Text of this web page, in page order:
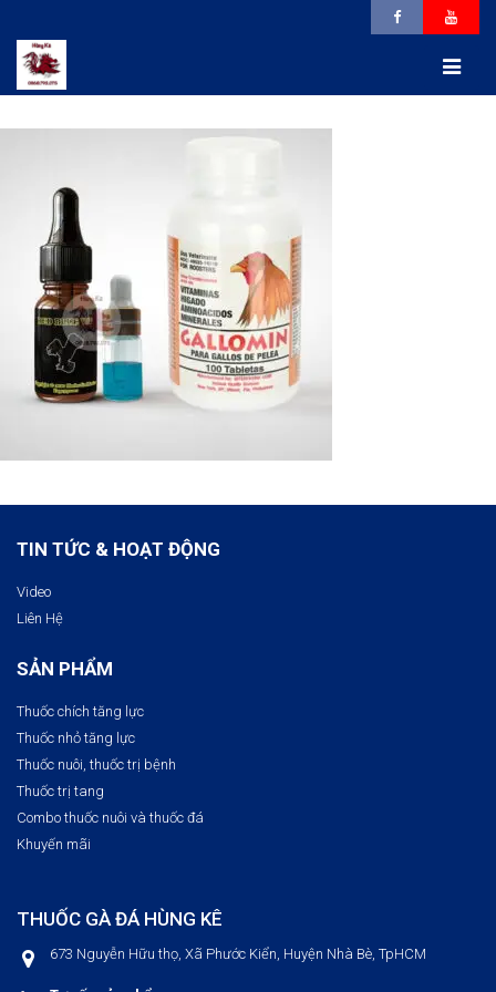
TIN TỨC & HOẠT ĐỘNG
Video
Liên Hệ
SẢN PHẨM
Thuốc chích tăng lực
Thuốc nhỏ tăng lực
Thuốc nuôi, thuốc trị bệnh​
Thuốc trị tang
Combo thuốc nuôi và thuốc đá
Khuyến mãi
THUỐC GÀ ĐÁ HÙNG KÊ
673 Nguyễn Hữu thọ, Xã Phước Kiển, Huyện Nhà Bè, TpHCM